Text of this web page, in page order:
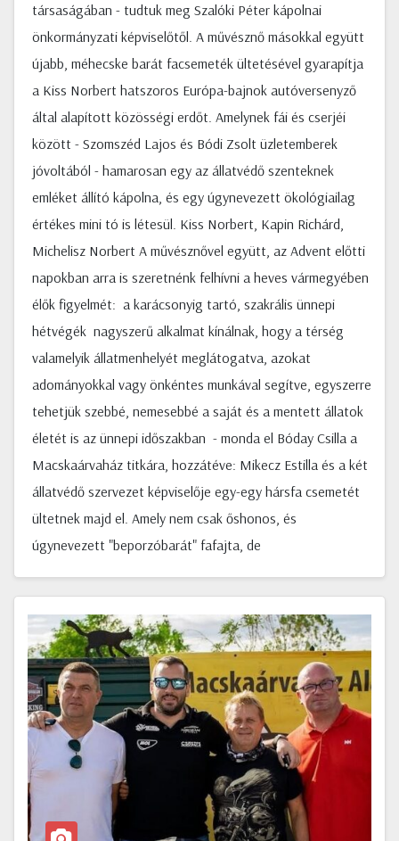
társaságában - tudtuk meg Szalóki Péter kápolnai
önkormányzati képviselőtől. A művésznő másokkal együtt
újabb, méhecske barát facsemeték ültetésével gyarapítja
a Kiss Norbert hatszoros Európa-bajnok autóversenyző
által alapított közösségi erdőt. Amelynek fái és cserjéi
között - Szomszéd Lajos és Bódi Zsolt üzletemberek
jóvoltából - hamarosan egy az állatvédő szenteknek
emléket állító kápolna, és egy úgynevezett ökológiailag
értékes mini tó is létesül. Kiss Norbert, Kapin Richárd,
Michelisz Norbert A művésznővel együtt, az Advent előtti
napokban arra is szeretnénk felhívni a heves vármegyében
élők figyelmét: a karácsonyig tartó, szakrális ünnepi
hétvégék nagyszerű alkalmat kínálnak, hogy a térség
valamelyik állatmenhelyét meglátogatva, azokat
adományokkal vagy önkéntes munkával segítve, egyszerre
tehetjük szebbé, nemesebbé a saját és a mentett állatok
életét is az ünnepi időszakban - monda el Bóday Csilla a
Macskaárvaház titkára, hozzátéve: Mikecz Estilla és a két
állatvédő szervezet képviselője egy-egy hársfa csemetét
ültetnek majd el. Amely nem csak őshonos, és
úgynevezett "beporzóbarát" fafajta, de